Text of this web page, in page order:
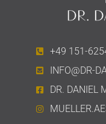
+49 151-
INFO@DR-
DR. DANIEL